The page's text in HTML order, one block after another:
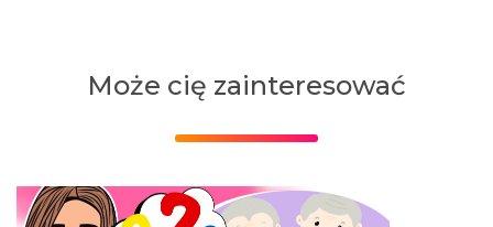
Może cię zainteresować